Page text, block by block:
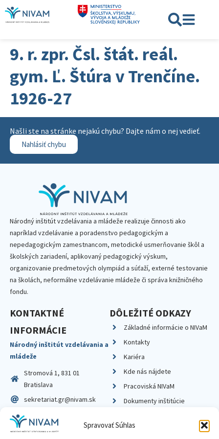
Spravovať Súhlas
9. r. zpr. Čsl. štát. reál.
gym. Ľ. Štúra v Trenčíne.
1926-27
Našli ste na stránke nejakú chybu? Dajte nám o nej vedieť.
Nahlásiť chybu
Národný inštitút vzdelávania a mládeže realizuje činnosti ako
napríklad vzdelávanie a poradenstvo pedagogickým a
nepedagogickým zamestnancom, metodické usmerňovanie škôl a
školských zariadení, aplikovaný pedagogický výskum,
organizovanie predmetových olympiád a súťaží, externé testovanie
na školách, neformálne vzdelávanie mládeže či správa knižničného
fondu.
KONTAKTNÉ
INFORMÁCIE
Národný inštitút vzdelávania a
mládeže
Stromová 1, 831 01
Bratislava
sekretariat.gr@nivam.sk
IČO: 00164348
DIČ: 2020798714
DÔLEŽITÉ ODKAZY
Základné informácie o NIVaM
Kontakty
Kariéra
Kde nás nájdete
Pracoviská NIVaM
Dokumenty inštitúcie